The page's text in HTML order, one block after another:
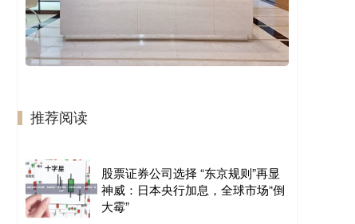
推荐阅读
股票证券公司选择 “东京规则”再显
神威：日本央行加息，全球市场“倒
大霉”